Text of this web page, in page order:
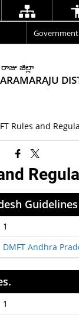
జిల్లా
Rules and
Guidelines
1
DMFT Andhra
1